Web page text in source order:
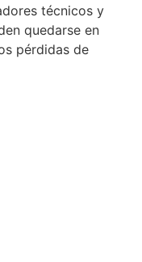
técnicos y
quedarse en
pérdidas de